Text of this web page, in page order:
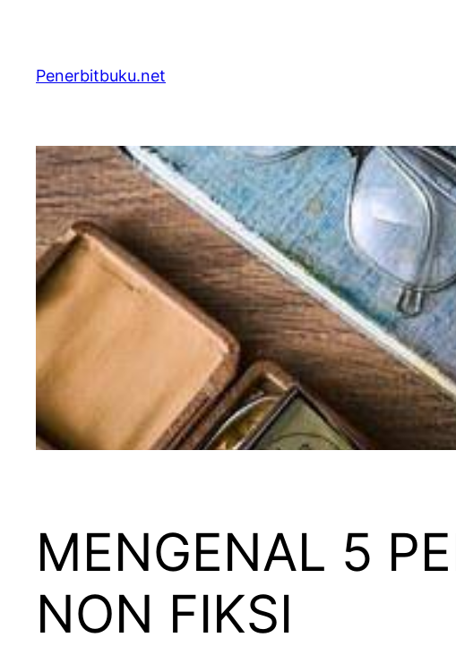
content
Penerbitbuku.net
MENGENAL 5
NON FIKSI